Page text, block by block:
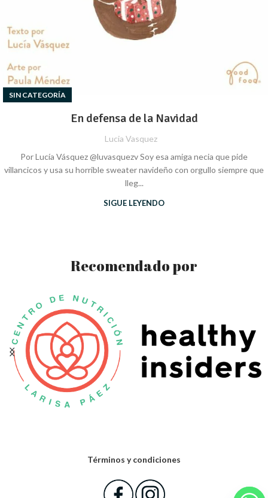
SIN CATEGORÍA
En defensa de la Navidad
Lucia Vasquez
Por Lucía Vásquez @luvasquezv Soy esa amiga necia que pide
villancicos y usa su horrible sweater navideño con orgullo siempre que
lleg...
SIGUE LEYENDO
Recomendado por
Términos y condiciones